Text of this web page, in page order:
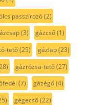
passzírozó(2)
(3) gázcső(1)
tető(25) gázlap(23)
gázrózsa-tető(27)
(7) gázégő(4)
gégecső(22)